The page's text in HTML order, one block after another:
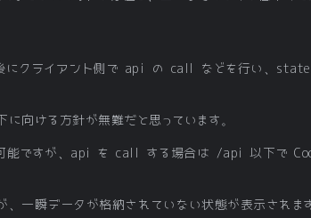
にクライアント側で api の call などを行い、state
ける方針が無難だと思っています。
能ですが、api を call する場合は /api 以下で
一瞬データが格納されていない状態が表示されま